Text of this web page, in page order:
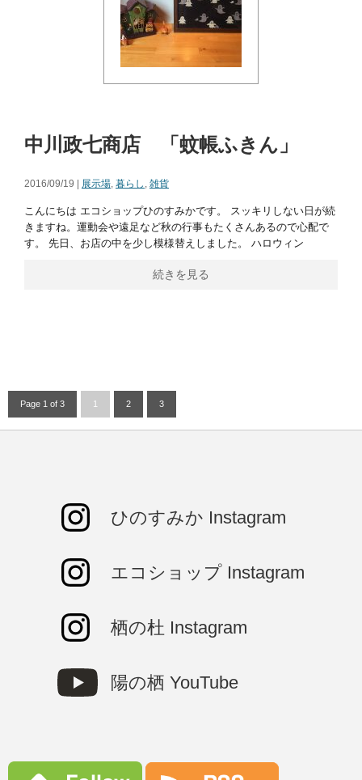
中川政七商店 「蚊帳ふきん」
2016/09/19 | 展示場, 暮らし , 雑貨
こんにちは エコショップひのすみかです。 スッキリしない日が続
きますね。運動会や遠足など秋の行事もたくさんあるので心配で
す。 先日、お店の中を少し模様替えしました。 ハロウィン
続きを見る
Page 1 of 3 1 2 3
ひのすみか Instagram
エコショップ Instagram
栖の杜 Instagram
陽の栖 YouTube